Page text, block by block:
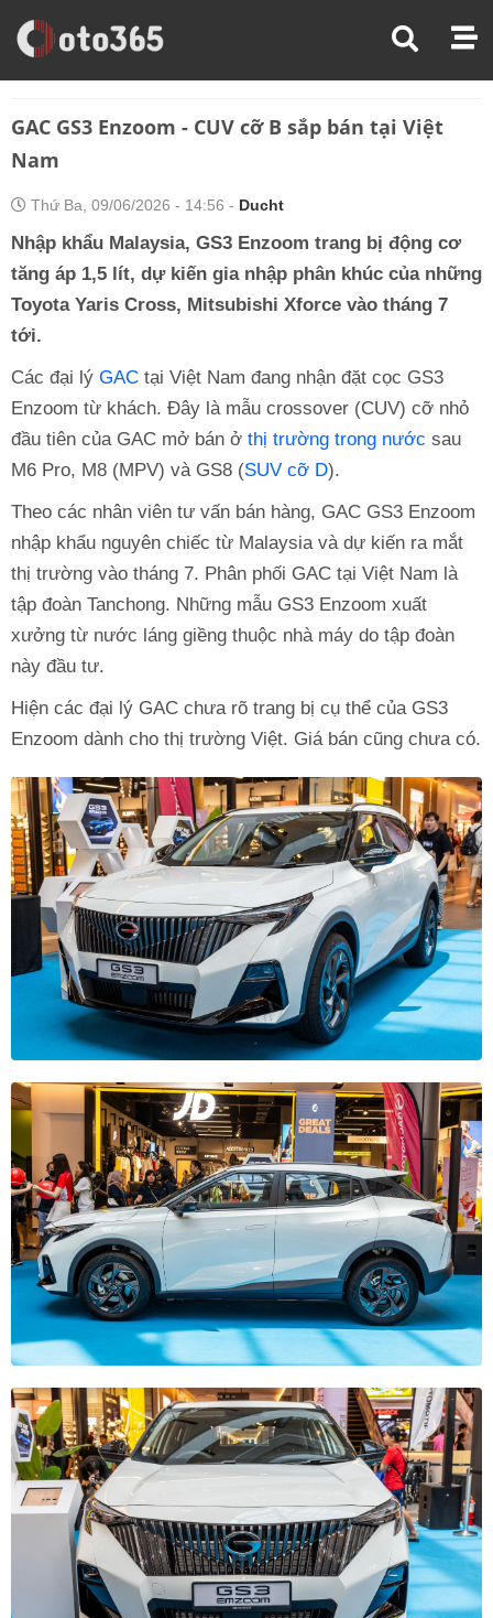
Trang Chủ
Thị Trường Xe
GAC GS3 Enzoom - CUV cỡ B sắp bán tại Việt
Nam
Thứ Ba, 09/06/2026 - 14:56 - Ducht
Nhập khẩu Malaysia, GS3 Enzoom trang bị động cơ
tăng áp 1,5 lít, dự kiến gia nhập phân khúc của những
Toyota Yaris Cross, Mitsubishi Xforce vào tháng 7
tới.
Các đại lý GAC tại Việt Nam đang nhận đặt cọc GS3
Enzoom từ khách. Đây là mẫu crossover (CUV) cỡ nhỏ
đầu tiên của GAC mở bán ở thị trường trong nước sau
M6 Pro, M8 (MPV) và GS8 (SUV cỡ D).
Theo các nhân viên tư vấn bán hàng, GAC GS3 Enzoom
nhập khẩu nguyên chiếc từ Malaysia và dự kiến ra mắt
thị trường vào tháng 7. Phân phối GAC tại Việt Nam là
tập đoàn Tanchong. Những mẫu GS3 Enzoom xuất
xưởng từ nước láng giềng thuộc nhà máy do tập đoàn
này đầu tư.
Hiện các đại lý GAC chưa rõ trang bị cụ thể của GS3
Enzoom dành cho thị trường Việt. Giá bán cũng chưa có.